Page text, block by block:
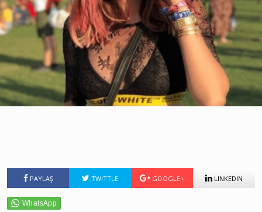
PAYLAŞ TWITTLE GOOGLE+ LINKEDIN